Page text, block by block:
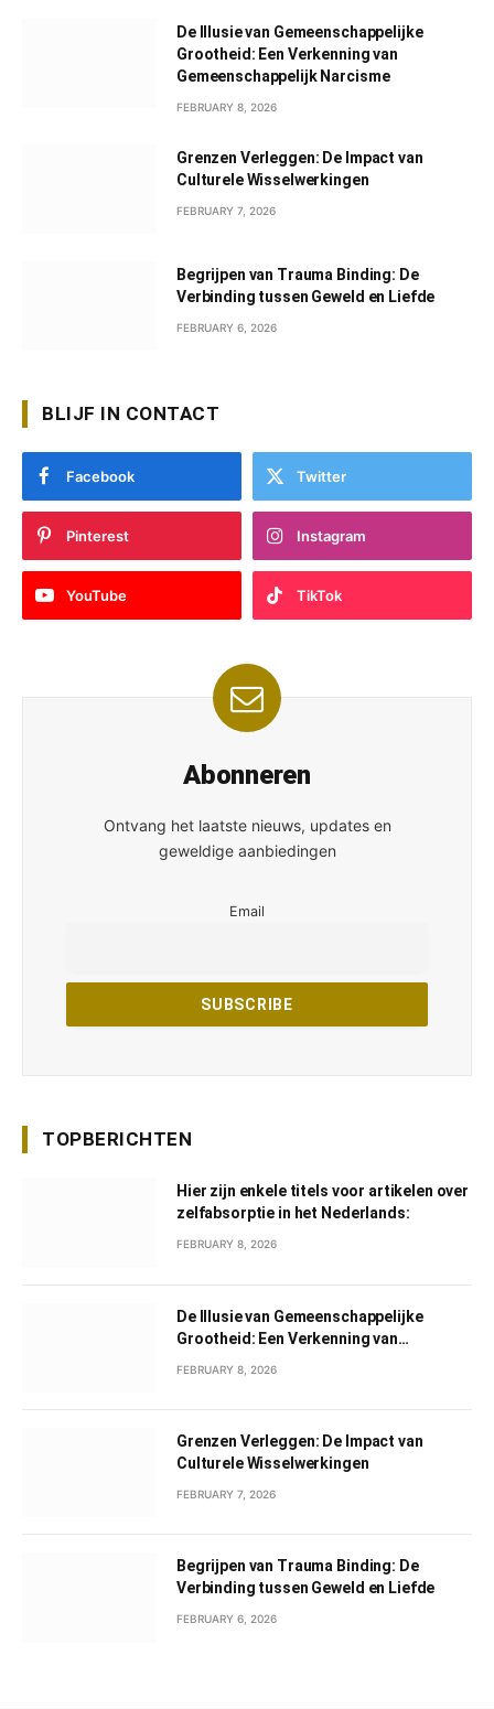
De Illusie van Gemeenschappelijke
Grootheid: Een Verkenning van
Gemeenschappelijk Narcisme
FEBRUARY 8, 2026
Grenzen Verleggen: De Impact van
Culturele Wisselwerkingen
FEBRUARY 7, 2026
Begrijpen van Trauma Binding: De
Verbinding tussen Geweld en Liefde
FEBRUARY 6, 2026
BLIJF IN CONTACT
Facebook Twitter
Pinterest Instagram
YouTube TikTok
Abonneren
Ontvang het laatste nieuws, updates en
geweldige aanbiedingen
Email
TOPBERICHTEN
Hier zijn enkele titels voor artikelen over
zelfabsorptie in het Nederlands:
FEBRUARY 8, 2026
De Illusie van Gemeenschappelijke
Grootheid: Een Verkenning van
FEBRUARY 8, 2026
Grenzen Verleggen: De Impact van
Culturele Wisselwerkingen
FEBRUARY 7, 2026
Begrijpen van Trauma Binding: De
Verbinding tussen Geweld en Liefde
FEBRUARY 6, 2026